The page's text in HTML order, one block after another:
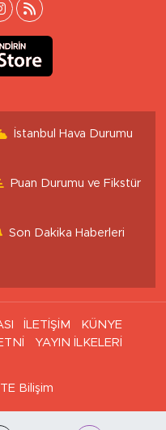
İstanbul Hava Durumu
Puan Durumu ve Fikstür
Son Dakika Haberleri
İLETİŞİM
KÜNYE
YAYIN İLKELERİ
TE Bilişim